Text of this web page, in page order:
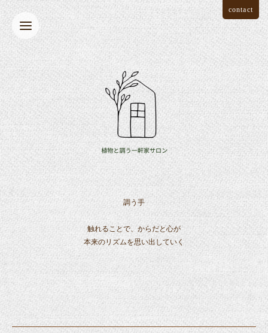
調う手
触れることで、からだと心が
本来のリズムを思い出していく
contact